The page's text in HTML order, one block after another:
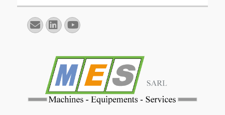
E-
mail
Linkedin
YouTube